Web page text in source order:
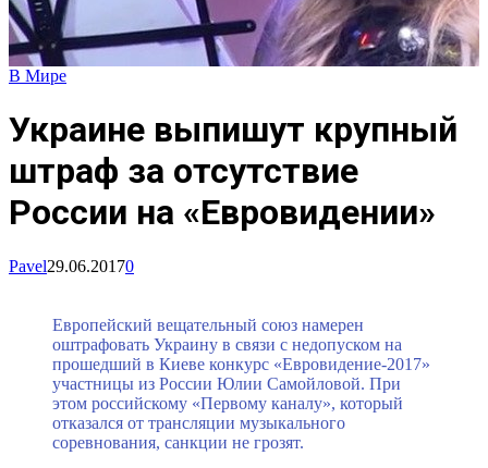
В Мире
Украине выпишут крупный
штраф за отсутствие
России на «Евровидении»
Pavel29.06.20170
Европейский вещательный союз намерен
оштрафовать Украину в связи с недопуском на
прошедший в Киеве конкурс «Евровидение-2017»
участницы из России Юлии Самойловой. При
этом российскому «Первому каналу», который
отказался от трансляции музыкального
соревнования, санкции не грозят.